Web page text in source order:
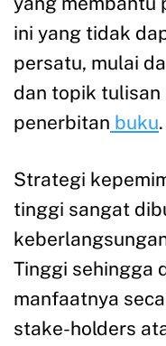
ini yang tidak
persatu, mulai
dan topik tulisan
penerbitan buku.
Strategi
tinggi sangat
Tinggi sehingga
manfaatnya
stake-holders